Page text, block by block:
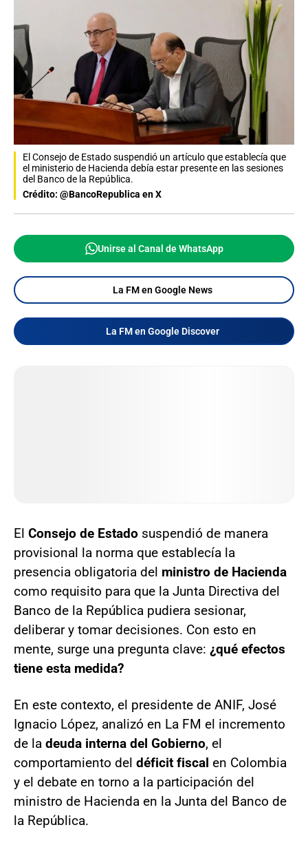
El Consejo de Estado suspendió un artículo que establecía que
el ministerio de Hacienda debía estar presente en las sesiones
del Banco de la República.
Crédito: @BancoRepublica en X
Unirse al Canal de WhatsApp
La FM en Google News
La FM en Google Discover
El Consejo de Estado suspendió de manera
provisional la norma que establecía la
presencia obligatoria del ministro de Hacienda
como requisito para que la Junta Directiva del
Banco de la República pudiera sesionar,
deliberar y tomar decisiones. Con esto en
mente, surge una pregunta clave: ¿qué efectos
tiene esta medida?
En este contexto, el presidente de ANIF, José
Ignacio López, analizó en La FM el incremento
de la deuda interna del Gobierno, el
comportamiento del déficit fiscal en Colombia
y el debate en torno a la participación del
ministro de Hacienda en la Junta del Banco de
la República.